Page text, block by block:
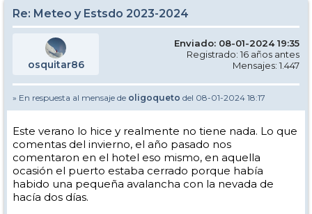
Re: Meteo y Estsdo 2023-2024
osquitar86
Enviado: 08-01-2024 19:35
Registrado: 16 años antes
Mensajes: 1.447
» En respuesta al mensaje de oligoqueto del 08-01-2024 18:17
Este verano lo hice y realmente no tiene nada. Lo que
comentas del invierno, el año pasado nos
comentaron en el hotel eso mismo, en aquella
ocasión el puerto estaba cerrado porque había
habido una pequeña avalancha con la nevada de
hacía dos días.